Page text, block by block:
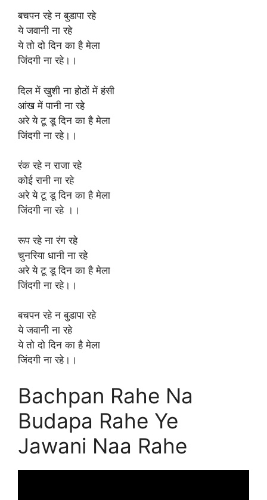
बचपन रहे न बुडापा रहे
ये जवानी ना रहे
ये तो दो दिन का है मेला
जिंदगी ना रहे।।
दिल में खुशी ना होठों में हंसी
आंख में पानी ना रहे
अरे ये टू डू दिन का है मेला
जिंदगी ना रहे।।
रंक रहे न राजा रहे
कोई रानी ना रहे
अरे ये टू डू दिन का है मेला
जिंदगी ना रहे ।।
रूप रहे ना रंग रहे
चुनरिया धानी ना रहे
अरे ये टू डू दिन का है मेला
जिंदगी ना रहे।।
बचपन रहे न बुडापा रहे
ये जवानी ना रहे
ये तो दो दिन का है मेला
जिंदगी ना रहे।।
Bachpan Rahe Na
Budapa Rahe Ye
Jawani Naa Rahe